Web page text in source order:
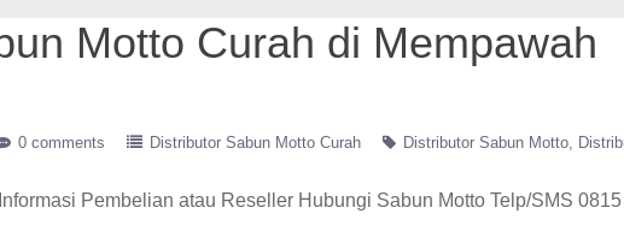
Motto Curah di Mempawah
0 comments Distributor Sabun Motto Curah Distributor Sabun Motto
Informasi Pembelian atau Reseller Hubungi Sabun Motto Telp/SMS